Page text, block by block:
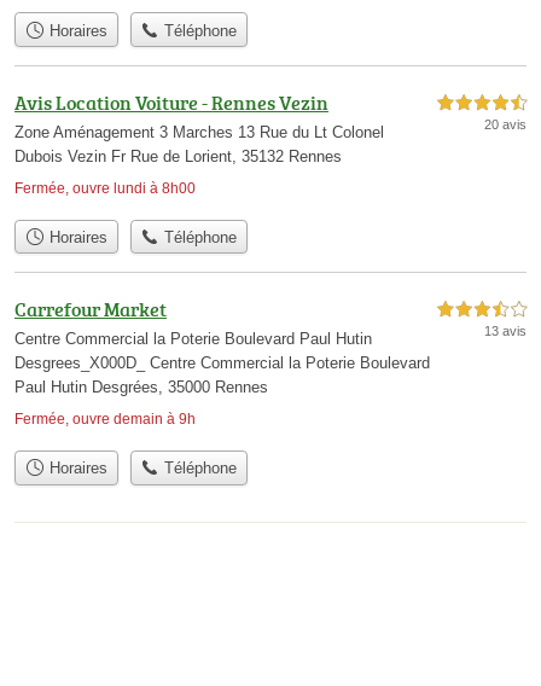
Horaires Téléphone
Avis Location Voiture - Rennes Vezin
Zone Aménagement 3 Marches 13 Rue du Lt Colonel
Dubois Vezin Fr Rue de Lorient, 35132 Rennes
Fermée, ouvre lundi à 8h00
4,5 étoiles sur 5
20 avis
Horaires Téléphone
Carrefour Market
Centre Commercial la Poterie Boulevard Paul Hutin
Desgrees_X000D_ Centre Commercial la Poterie Boulevard
Paul Hutin Desgrées, 35000 Rennes
Fermée, ouvre demain à 9h
3,5 étoiles sur 5
13 avis
Horaires Téléphone